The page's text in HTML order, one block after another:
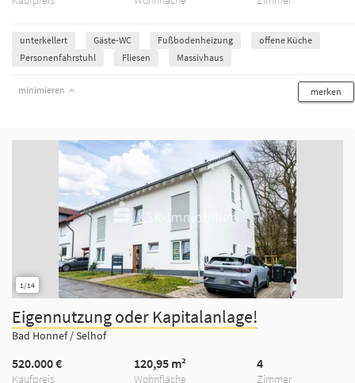
unterkellert Gäste-WC Fußbodenheizung
offene Küche
Personenfahrstuhl
Fliesen Massivhaus
minimieren merken
1/14
Eigennutzung oder Kapitalanlage!
Bad Honnef / Selhof
Kaufpreis
520.000 €
Wohnfläche
120,95 m²
Zimmer
4